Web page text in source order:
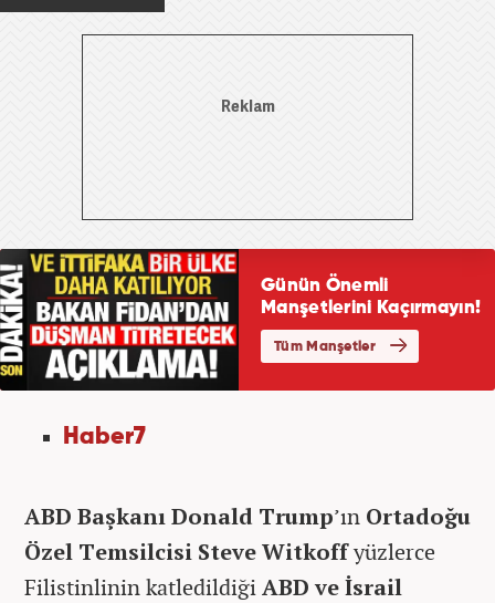
Haber7
ABD Başkanı Donald Trump’ın Ortadoğu
Özel Temsilcisi Steve Witkoffyüzlerce
Filistinlinin katledildiğiABD ve İsrail